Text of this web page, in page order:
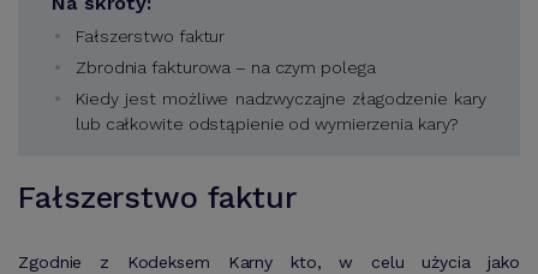
Fałszerstwo faktur
Zbrodnia fakturowa – na czym polega
Kiedy jest możliwe nadzwyczajne złagodzenie kary
lub całkowite odstąpienie od wymierzenia kary?
Fałszerstwo faktur
Zgodnie z Kodeksem Karny kto, w celu użycia jako